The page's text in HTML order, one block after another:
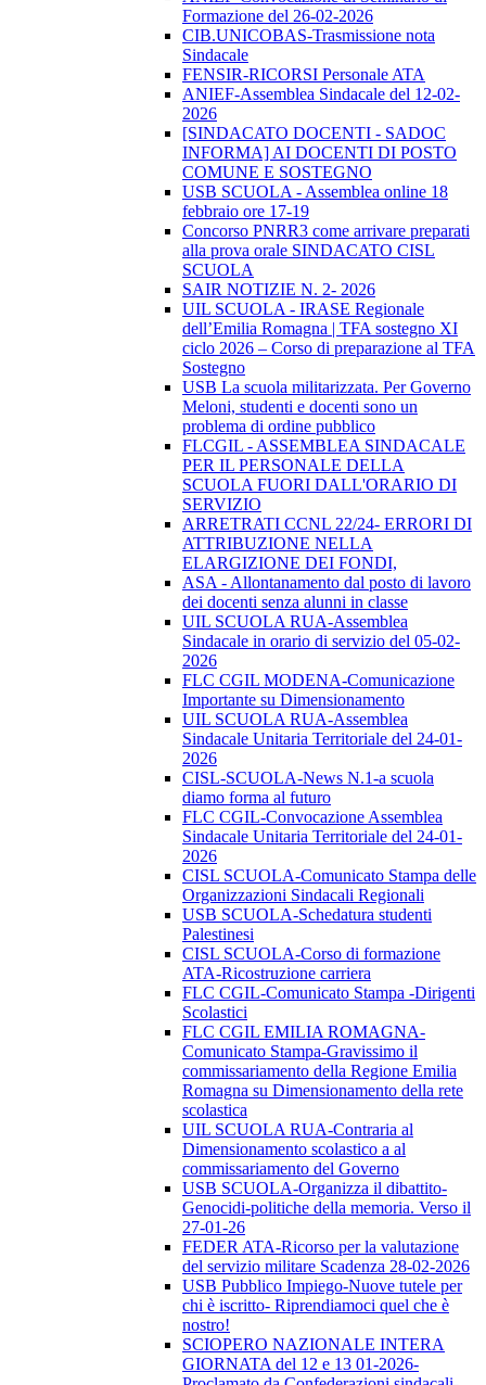
Formazione del 26-02-2026
CIB.UNICOBAS-Trasmissione nota
Sindacale
FENSIR-RICORSI Personale ATA
ANIEF-Assemblea Sindacale del 12-02-
2026
[SINDACATO DOCENTI - SADOC
INFORMA] AI DOCENTI DI POSTO
COMUNE E SOSTEGNO
USB SCUOLA - Assemblea online 18
febbraio ore 17-19
Concorso PNRR3 come arrivare preparati
alla prova orale SINDACATO CISL
SCUOLA
SAIR NOTIZIE N. 2- 2026
UIL SCUOLA - IRASE Regionale
dell’Emilia Romagna | TFA sostegno XI
ciclo 2026 – Corso di preparazione al TFA
Sostegno
USB La scuola militarizzata. Per Governo
Meloni, studenti e docenti sono un
problema di ordine pubblico
FLCGIL - ASSEMBLEA SINDACALE
PER IL PERSONALE DELLA
SCUOLA FUORI DALL'ORARIO DI
SERVIZIO
ARRETRATI CCNL 22/24- ERRORI DI
ATTRIBUZIONE NELLA
ELARGIZIONE DEI FONDI,
ASA - Allontanamento dal posto di lavoro
dei docenti senza alunni in classe
UIL SCUOLA RUA-Assemblea
Sindacale in orario di servizio del 05-02-
2026
FLC CGIL MODENA-Comunicazione
Importante su Dimensionamento
UIL SCUOLA RUA-Assemblea
Sindacale Unitaria Territoriale del 24-01-
2026
CISL-SCUOLA-News N.1-a scuola
diamo forma al futuro
FLC CGIL-Convocazione Assemblea
Sindacale Unitaria Territoriale del 24-01-
2026
CISL SCUOLA-Comunicato Stampa delle
Organizzazioni Sindacali Regionali
USB SCUOLA-Schedatura studenti
Palestinesi
CISL SCUOLA-Corso di formazione
ATA-Ricostruzione carriera
FLC CGIL-Comunicato Stampa -Dirigenti
Scolastici
FLC CGIL EMILIA ROMAGNA-
Comunicato Stampa-Gravissimo il
commissariamento della Regione Emilia
Romagna su Dimensionamento della rete
scolastica
UIL SCUOLA RUA-Contraria al
Dimensionamento scolastico a al
commissariamento del Governo
USB SCUOLA-Organizza il dibattito-
Genocidi-politiche della memoria. Verso il
27-01-26
FEDER ATA-Ricorso per la valutazione
del servizio militare Scadenza 28-02-2026
USB Pubblico Impiego-Nuove tutele per
chi è iscritto- Riprendiamoci quel che è
nostro!
SCIOPERO NAZIONALE INTERA
GIORNATA del 12 e 13 01-2026-